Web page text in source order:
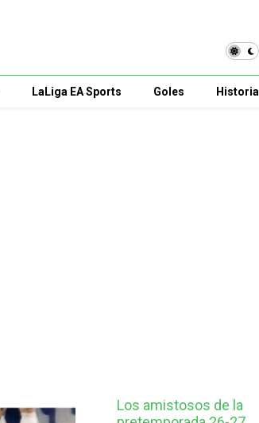
LaLiga EA Sports Goles Historia
Los amistosos de la